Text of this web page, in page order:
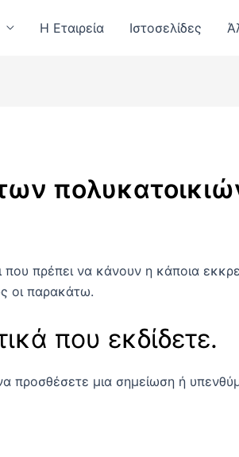
Η Εταιρεία Ιστοσελίδες
που πρέπει να κάνουν η κάποια
οι παρακάτω.
που εκδίδετε.
προσθέσετε μια σημείωση ή